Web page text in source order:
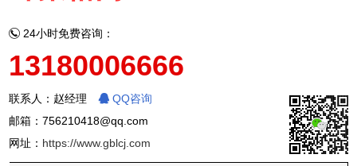
24小时免费咨询：
13180006666
联系人：赵经理
QQ咨询
邮箱：756210418@qq.com
网址： https://www.gblcj.com